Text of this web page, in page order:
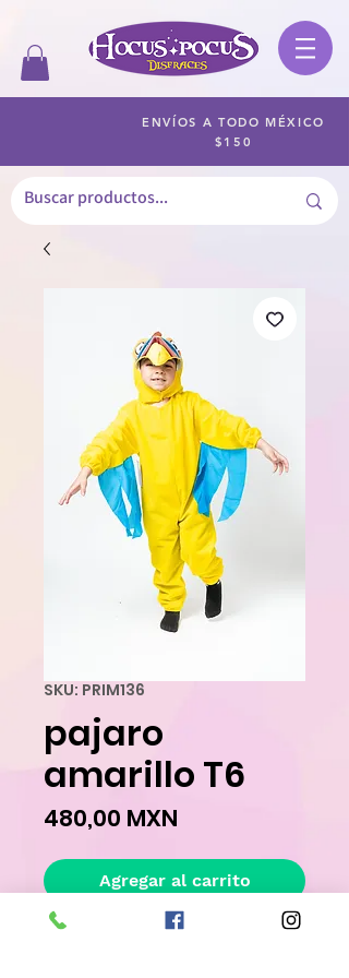
ENVÍOS A TODO MÉXICO
$150
SKU: PRIM136
pajaro
amarillo T6
480,00 MXN
Agregar al carrito